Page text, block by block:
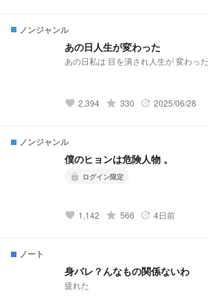
❌(似ているものがあってもパクリでは
子。
ノンジャンル
あの日人生が変わった
あの日私は 目を潰され人生が 変わっ
favorite 2,394 grade 330 update 2025/06/28
ノンジャンル
僕のヒョンは危険人物 。
lock ログイン限定
favorite 1,142 grade 566 update 4日前
ノート
身バレ？んなもの関係ないわ
疲れた